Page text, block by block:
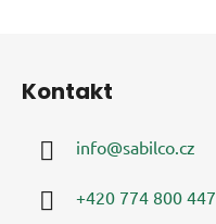
Kontakt
info@sabilco.cz
+420 774 800 447